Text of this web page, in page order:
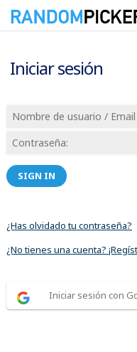
Iniciar sesión
SIGN IN
¿Has olvidado tu contraseña?
¿No tienes una cuenta?
Iniciar sesión con